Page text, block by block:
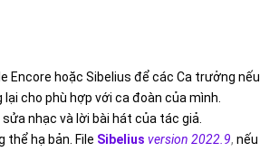
Encore hoặc Sibelius để các Ca trưởng nếu
cho phù hợp với ca đoàn của mình.
nhạc và lời bài hát của tác giả.
thể hạ bản. File Sibelius version 2022.9, nếu